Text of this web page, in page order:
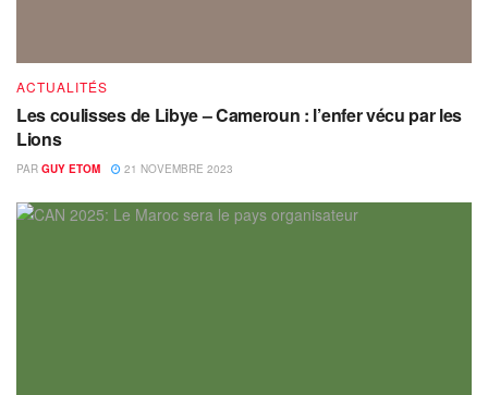
ACTUALITÉS
Les coulisses de Libye – Cameroun : l’enfer vécu par les
Lions
PAR GUY ETOM 21 NOVEMBRE 2023